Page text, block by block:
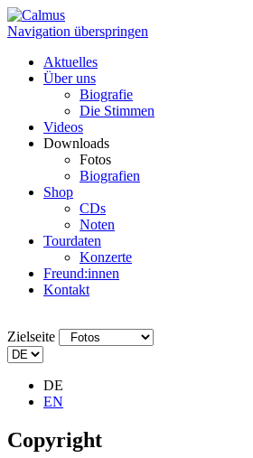
Navigation überspringen
Aktuelles
Über uns
Biografie
Die Stimmen
Videos
Downloads
Fotos
Biografien
Shop
CDs
Noten
Tourdaten
Konzerte
Freund:innen
Kontakt
Zielseite
DE
EN
Copyright